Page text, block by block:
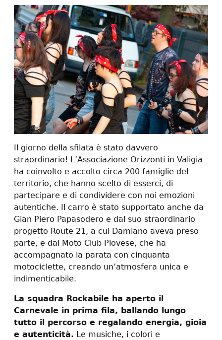
Il giorno della sfilata è stato davvero
straordinario! L’Associazione Orizzonti in Valigia
ha coinvolto e accolto circa 200 famiglie del
territorio, che hanno scelto di esserci, di
partecipare e di condividere con noi emozioni
autentiche. Il carro è stato supportato anche da
Gian Piero Papasodero e dal suo straordinario
progetto Route 21, a cui Damiano aveva preso
parte, e dal Moto Club Piovese, che ha
accompagnato la parata con cinquanta
motociclette, creando un’atmosfera unica e
indimenticabile.
La squadra Rockabile ha aperto il
Carnevale in prima fila, ballando lungo
tutto il percorso e regalando energia, gioia
e autenticità. Le musiche, i colori e